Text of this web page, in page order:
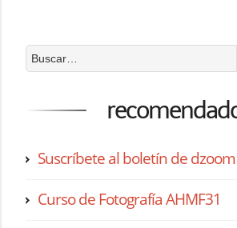
Suscríbete al boletín de dzoom
Curso de Fotografía AHMF31